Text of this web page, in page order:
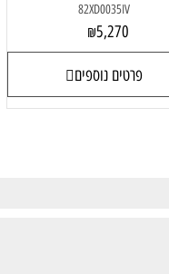
82XD0035IV
₪5,270
פרטים נוספים